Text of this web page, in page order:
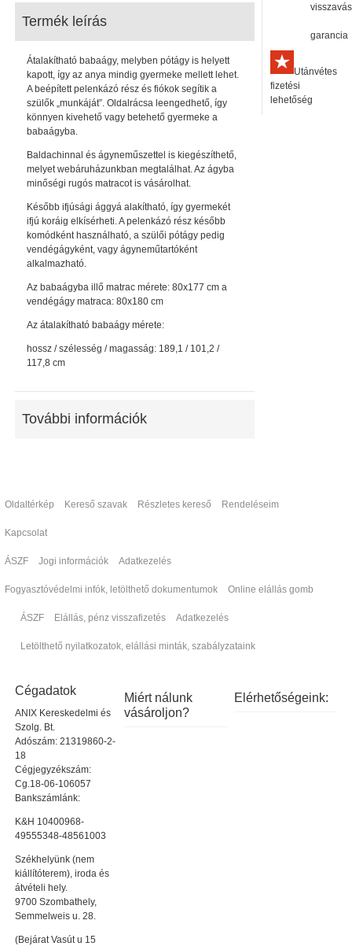
garancia
Utánvétes
fizetési
lehetőség
Termék leírás
Átalakítható babaágy, melyben pótágy is helyett
kapott, így az anya mindig gyermeke mellett lehet.
A beépített pelenkázó rész és fiókok segítik a
szülők „munkáját”. Oldalrácsa leengedhető, így
könnyen kivehető vagy betehető gyermeke a
babaágyba.
Baldachinnal és ágyneműszettel is kiegészíthető,
melyet webáruházunkban megtalálhat. Az ágyba
minőségi rugós matracot is vásárolhat.
Később ifjúsági ággyá alakítható, így gyermekét
ifjú koráig elkísérheti. A pelenkázó rész később
komódként használható, a szülői pótágy pedig
vendégágyként, vagy ágyneműtartóként
alkalmazható.
Az babaágyba illő matrac mérete: 80x177 cm a
vendégágy matraca: 80x180 cm
Az átalakítható babaágy mérete:
hossz / szélesség / magasság: 189,1 / 101,2 /
117,8 cm
További információk
Oldaltérkép Kereső szavak Részletes kereső Rendeléseim
Kapcsolat
ÁSZF Jogi információk Adatkezelés
Fogyasztóvédelmi infók, letölthető dokumentumok Online elállás gomb
ÁSZF Elállás, pénz visszafizetés Adatkezelés
Letölthető nyilatkozatok, elállási minták, szabályzataink
Cégadatok
ANIX Kereskedelmi és
Szolg. Bt.
Adószám: 21319860-2-
18
Cégjegyzékszám:
Cg.18-06-106057
Bankszámlánk:
K&H 10400968-
49555348-48561003
Székhelyünk (nem
kiállítóterem), iroda és
átvételi hely.
9700 Szombathely,
Semmelweis u. 28.
(Bejárat Vasút u 15
Miért nálunk
vásároljon?
Elérhetőségeink: